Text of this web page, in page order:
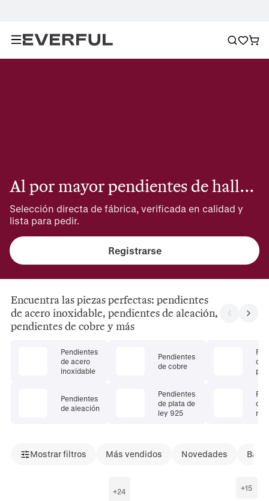
Al por mayor pendientes de halloween
Selección directa de fábrica, verificada en calidad y
lista para pedir.
Registrarse
Encuentra las piezas perfectas: pendientes
de acero inoxidable, pendientes de aleación,
pendientes de cobre y más
Pendientes
de acero
inoxidable
Pendientes
de aleación
Pendientes
de cobre
Pendientes
de plata de
ley 925
de
de
Mostrar filtros Más vendidos Novedades
+24 +15